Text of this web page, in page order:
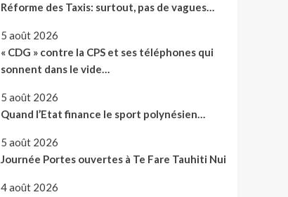
Réforme des Taxis: surtout, pas de vagues…
5 août 2026
« CDG » contre la CPS et ses téléphones qui
sonnent dans le vide…
5 août 2026
Quand l’Etat finance le sport polynésien…
5 août 2026
Journée Portes ouvertes à Te Fare Tauhiti Nui
4 août 2026